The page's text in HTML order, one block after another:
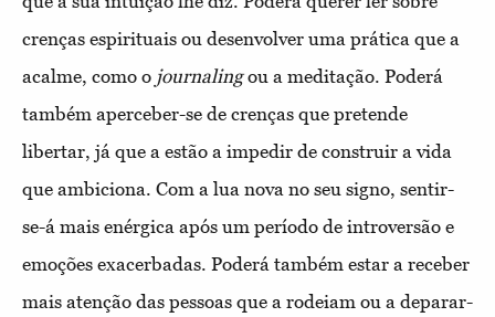
crenças espirituais ou desenvolver uma prática que a
acalme, como o journalingou a meditação. Poderá
também aperceber-se de crenças que pretende
libertar, já que a estão a impedir de construir a vida
que ambiciona. Com a lua nova no seu signo, sentir-
se-á mais enérgica após um período de introversão e
emoções exacerbadas. Poderá também estar a receber
mais atenção das pessoas que a rodeiam ou a deparar-